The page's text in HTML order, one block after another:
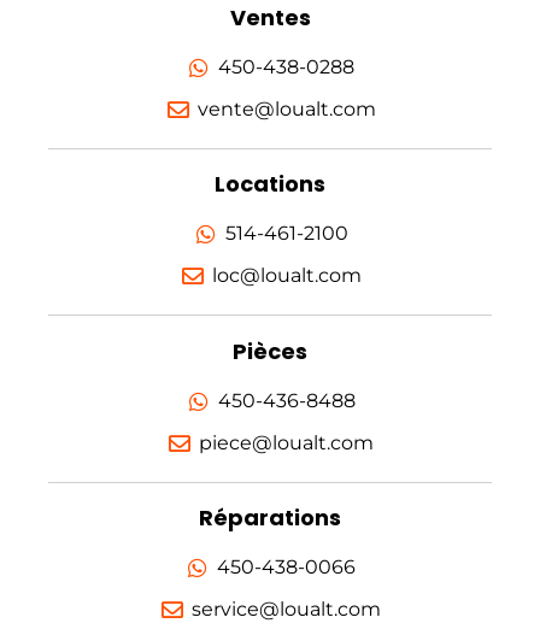
Ventes
450-438-0288
vente@loualt.com
Locations
514-461-2100
loc@loualt.com
Pièces
450-436-8488
piece@loualt.com
Réparations
450-438-0066
service@loualt.com